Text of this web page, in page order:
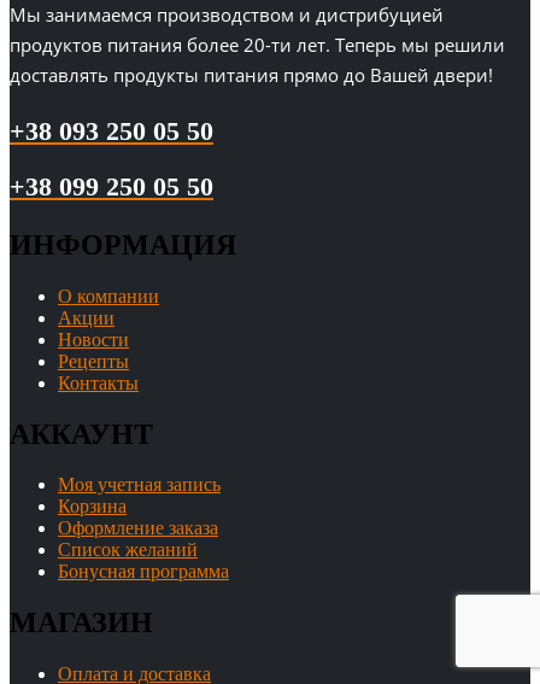
Мы занимаемся производством и дистрибуцией
продуктов питания более 20-ти лет. Теперь мы решили
доставлять продукты питания прямо до Вашей двери!
+38 093 250 05 50
+38 099 250 05 50
ИНФОРМАЦИЯ
О компании
Акции
Новости
Рецепты
Контакты
АККАУНТ
Моя учетная запись
Корзина
Оформление заказа
Список желаний
Бонусная программа
МАГАЗИН
Оплата и доставка